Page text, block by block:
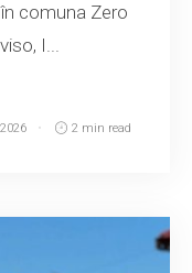
comuna Zero
I...
2 min read